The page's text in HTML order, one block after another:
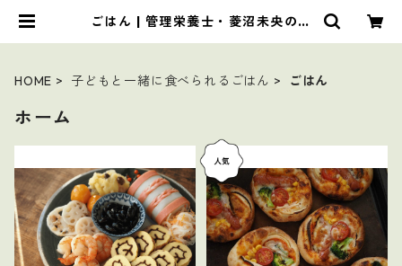
ごはん | 管理栄養士・菱沼未央のお
HOME 子どもと一緒に食べられるごはん ごはん
ホーム